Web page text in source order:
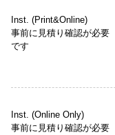
Inst. (Print&Online)
事前に見積り確認が必要
です
Inst. (Online Only)
事前に見積り確認が必要